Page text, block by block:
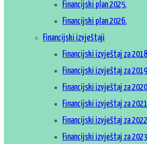
Financijski plan 2025.
Financijski plan 2026.
Financijski izvještaji
Financijski izvještaj za
Financijski izvještaj za
Financijski izvještaj za
Financijski izvještaj za
Financijski izvještaj za
Financijski izvještaj za